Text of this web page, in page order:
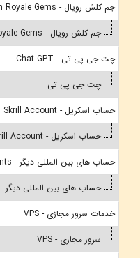
جم کلش رویال - Clash Royale Gems
جم کلش رویال - Clash Royale Gems
چت جی پی تی - Chat GPT
چت جی پی تی
حساب اسکریل - Skrill Account
حساب اسکریل - Skrill Account
حساب های بین المللی دیگر - Other international accounts
حساب های بین المللی دیگر - Other international accounts
خدمات سرور مجازی - VPS
سرور مجازی - VPS